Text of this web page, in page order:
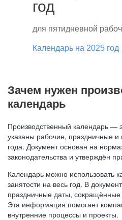
год
для пятидневной
Календарь на 2025 год
Зачем нужен
календарь
Производственный календарь —
указаны рабочие, праздничные
года. Документ основан на
законодательства и утверждён
Календарь можно использовать
занятости на весь год. В
праздничные даты,
Эта информация помогает
внутренние процессы и проекты.